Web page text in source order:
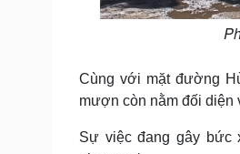
Cùng với mặt đường
mượn còn nằm đối diện
Sự việc đang gây bức